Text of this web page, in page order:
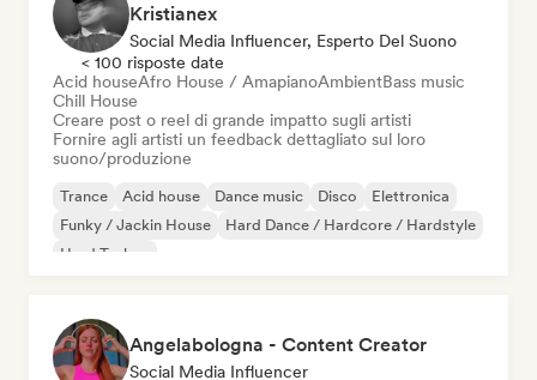
Kristianex
Social Media Influencer, Esperto Del Suono
< 100 risposte date
Acid houseAfro House / AmapianoAmbientBass music
Chill House
Creare post o reel di grande impatto sugli artisti
Fornire agli artisti un feedback dettagliato sul loro
suono/produzione
Trance Acid house Dance music Disco
Elettronica
Funky / Jackin House
Hard Dance / Hardcore / Hardstyle
Hard Techno
Angelabologna - Content Creator
Social Media Influencer